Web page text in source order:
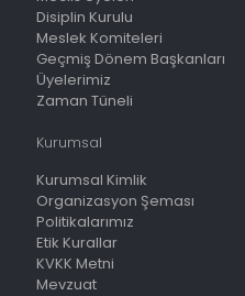
Disiplin Kurulu
Meslek Komiteleri
Geçmiş Dönem Başkanları
Üyelerimiz
Zaman Tüneli
Kurumsal
Kurumsal Kimlik
Organizasyon Şeması
Politikalarımız
Etik Kurallar
KVKK Metni
Mevzuat